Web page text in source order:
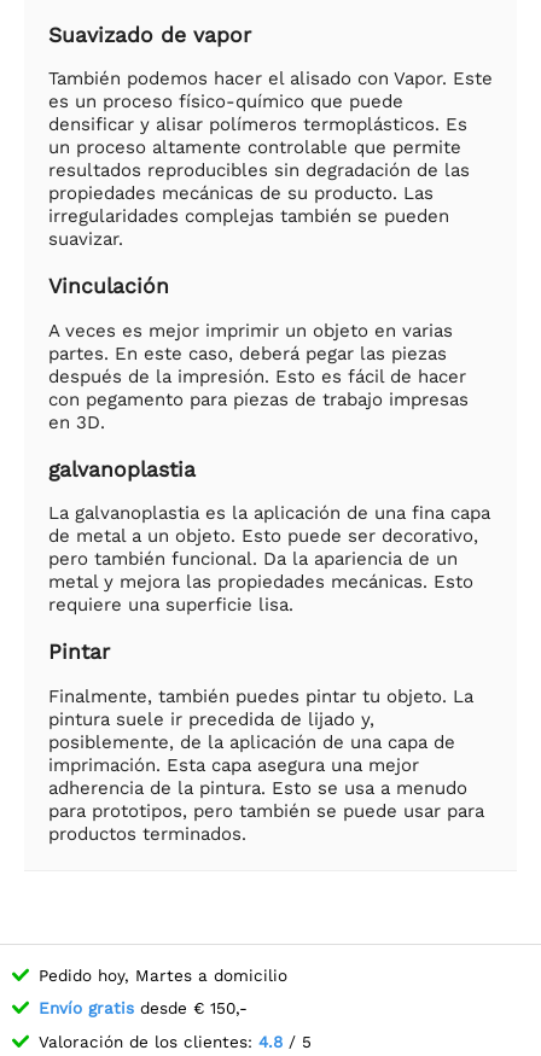
Suavizado de vapor
También podemos hacer el alisado con Vapor. Este
es un proceso físico-químico que puede
densificar y alisar polímeros termoplásticos. Es
un proceso altamente controlable que permite
resultados reproducibles sin degradación de las
propiedades mecánicas de su producto. Las
irregularidades complejas también se pueden
suavizar.
Vinculación
A veces es mejor imprimir un objeto en varias
partes. En este caso, deberá pegar las piezas
después de la impresión. Esto es fácil de hacer
con pegamento para piezas de trabajo impresas
en 3D.
galvanoplastia
La galvanoplastia es la aplicación de una fina capa
de metal a un objeto. Esto puede ser decorativo,
pero también funcional. Da la apariencia de un
metal y mejora las propiedades mecánicas. Esto
requiere una superficie lisa.
Pintar
Finalmente, también puedes pintar tu objeto. La
pintura suele ir precedida de lijado y,
posiblemente, de la aplicación de una capa de
imprimación. Esta capa asegura una mejor
adherencia de la pintura. Esto se usa a menudo
para prototipos, pero también se puede usar para
productos terminados.
Pedido hoy, Martes a domicilio
Envío gratis desde € 150,-
Valoración de los clientes: 4.8 / 5